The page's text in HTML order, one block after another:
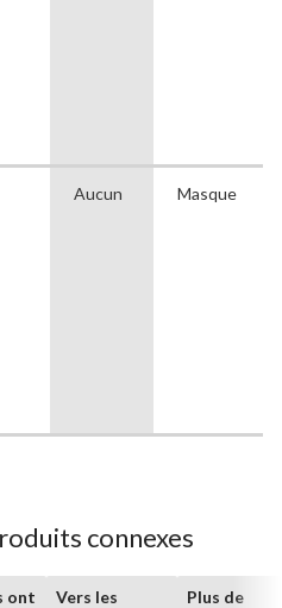
Aucun Masque
connexes
ont
Vers les
Plus de